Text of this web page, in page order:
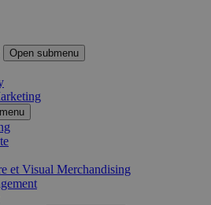
Open submenu
et Visual Merchandising